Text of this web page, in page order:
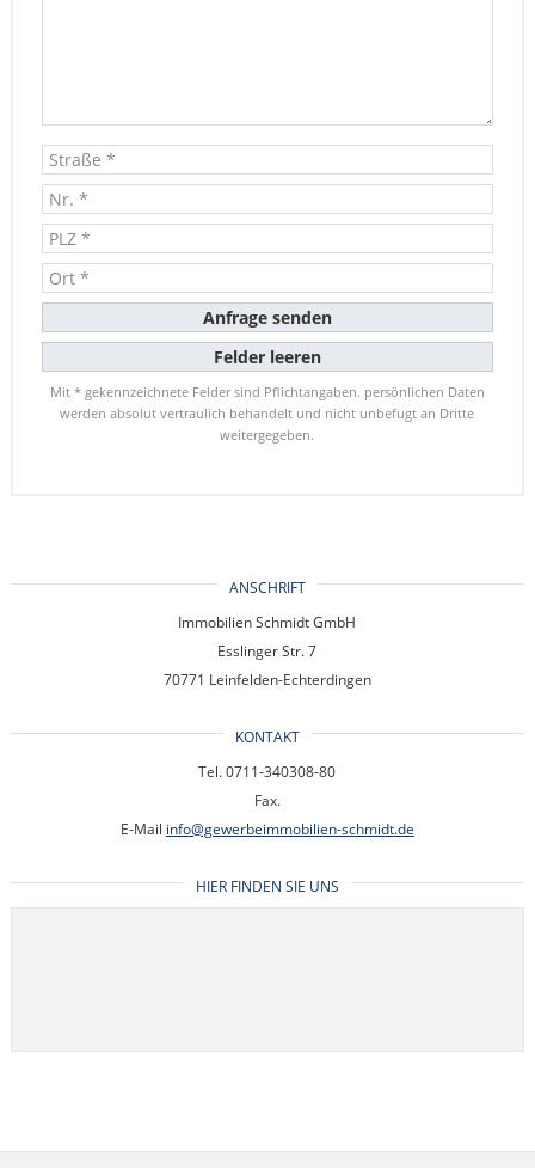
Mit * gekennzeichnete Felder sind Pflichtangaben. persönlichen Daten
werden absolut vertraulich behandelt und nicht unbefugt an Dritte
weitergegeben.
ANSCHRIFT
Immobilien Schmidt GmbH
Esslinger Str. 7
70771 Leinfelden-Echterdingen
KONTAKT
Tel. 0711-340308-80
Fax.
E-Mail info@gewerbeimmobilien-schmidt.de
HIER FINDEN SIE UNS